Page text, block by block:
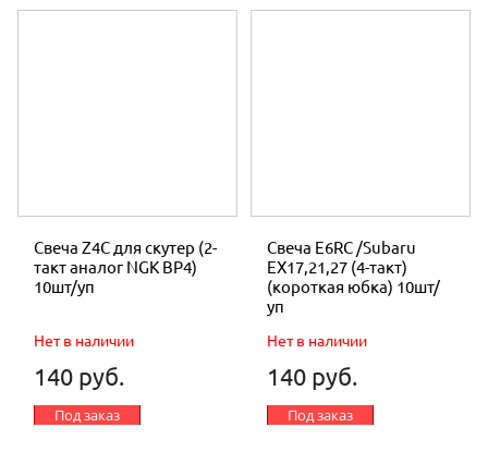
Свеча Z4C для скутер (2-
такт аналог NGK BP4)
10шт/уп
Нет в наличии
140 руб.
Под заказ
Свеча E6RC /Subaru
EX17,21,27 (4-такт)
(короткая юбка) 10шт/
уп
Нет в наличии
140 руб.
Под заказ